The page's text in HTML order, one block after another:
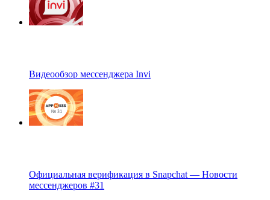
Видеообзор мессенджера Invi
Официальная верификация в Snapchat — Новости
мессенджеров #31